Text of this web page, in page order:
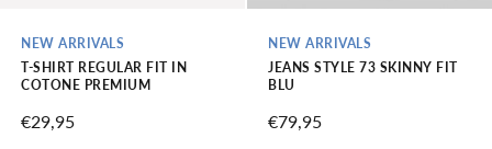
NEW ARRIVALS
T-SHIRT REGULAR FIT IN
COTONE PREMIUM
PREZZO SCONTATO
€29,95
NEW ARRIVALS
JEANS STYLE 73 SKINNY FIT
BLU
PREZZO SCONTATO
€79,95